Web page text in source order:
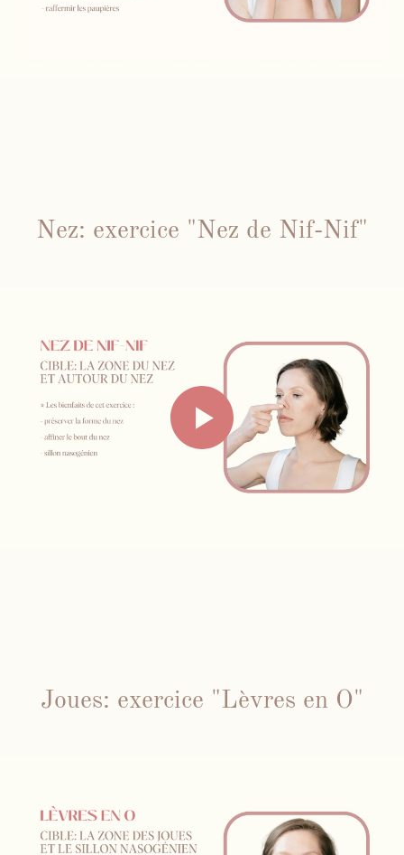
Nez: exercice "Nez de Nif-Nif"
Joues: exercice "Lèvres en O"